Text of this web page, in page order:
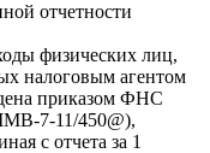
отчетности
физических лиц,
налоговым агентом
приказом ФНС
7-11/450@),
с отчета за 1